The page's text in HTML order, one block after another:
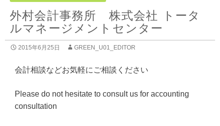
外村会計事務所 株式会社 トータ
ルマネージメントセンター
2015年6月25日 GREEN_U01_EDITOR
会計相談などお気軽にご相談ください
Please do not hesitate to consult us for accounting
consultation